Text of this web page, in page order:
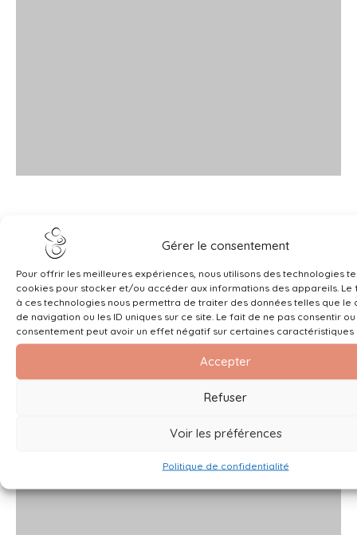
Gérer le consentement
Pour offrir les meilleures expériences, nous utilisons des technologies
cookies pour stocker et/ou accéder aux informations des appareils. Le
à ces technologies nous permettra de traiter des données telles que le
de navigation ou les ID uniques sur ce site. Le fait de ne pas consentir
consentement peut avoir un effet négatif sur certaines caractéristiques
Accepter
Refuser
Voir les préférences
Politique de confidentialité